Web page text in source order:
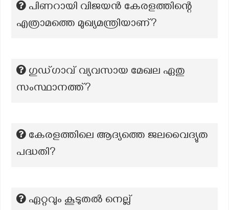
പിണറായി വിജയൻ കേരളത്തിന്റെ
എത്രാമത്തെ മുഖ്യമന്ത്രിയാണ്?
ഗുഡ്‌ഗാവ് വ്യവസായ മേഖല ഏതു
സംസ്ഥാനത്ത്?
കേരളത്തിലെ ആദ്യത്തെ ജലവൈദ്യുത
പദ്ധതി?
ഏറ്റവും കൂടുതല്‍ നെല്ല്